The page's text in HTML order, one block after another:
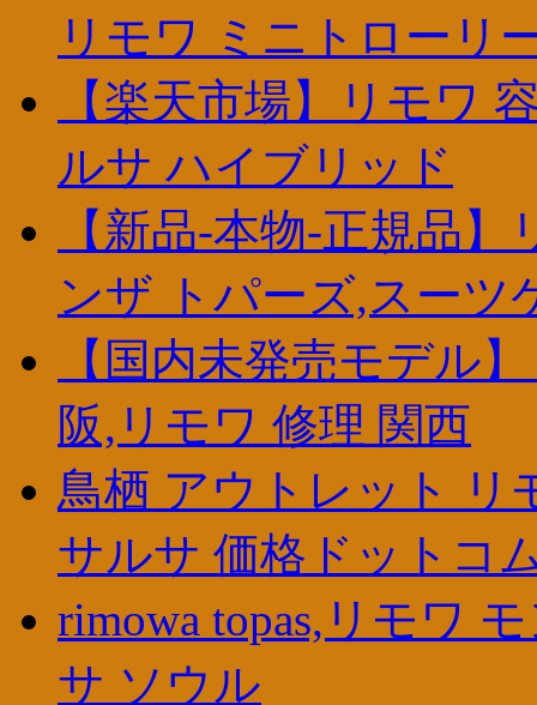
リモワ ミニトローリ
【楽天市場】リモワ
ルサ ハイブリッド
【新品-本物-正規品
ンザ トパーズ,スーツ
【国内未発売モデル
阪,リモワ 修理 関西
鳥栖 アウトレット リ
サルサ 価格ドットコ
rimowa topas,リモワ
サ ソウル